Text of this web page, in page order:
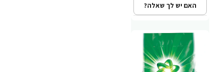
האם יש לך שאלה?